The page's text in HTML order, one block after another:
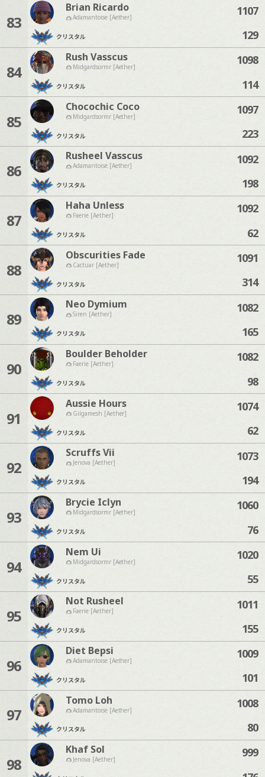
83
Brian Ricardo
Adamantoise [Aether]
クリスタル
1107
129
84
Rush Vasscus
Midgardsormr [Aether]
クリスタル
1098
114
85
Chocochic Coco
Midgardsormr [Aether]
クリスタル
1097
223
86
Rusheel Vasscus
Adamantoise [Aether]
クリスタル
1092
198
87
Haha Unless
Faerie [Aether]
クリスタル
1092
62
88
Obscurities Fade
Cactuar [Aether]
クリスタル
1091
314
89
Neo Dymium
Siren [Aether]
クリスタル
1082
165
90
Boulder Beholder
Faerie [Aether]
クリスタル
1082
98
91
Aussie Hours
Gilgamesh [Aether]
クリスタル
1074
62
92
Scruffs Vii
Jenova [Aether]
クリスタル
1073
194
93
Brycie Iclyn
Midgardsormr [Aether]
クリスタル
1060
76
94
Nem Ui
Midgardsormr [Aether]
クリスタル
1020
55
95
Not Rusheel
Faerie [Aether]
クリスタル
1011
155
96
Diet Bepsi
Adamantoise [Aether]
クリスタル
1009
101
97
Tomo Loh
Adamantoise [Aether]
クリスタル
1008
80
98
Khaf Sol
Jenova [Aether]
999